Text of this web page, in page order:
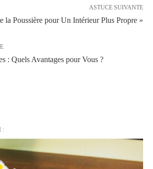
ASTUCE SUIVANTE
la Poussière pour Un Intérieur Plus Propre »
: Quels Avantages pour Vous ?
: